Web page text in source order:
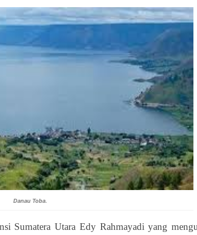
Danau Toba.
Sumatera Utara Edy Rahmayadi yang